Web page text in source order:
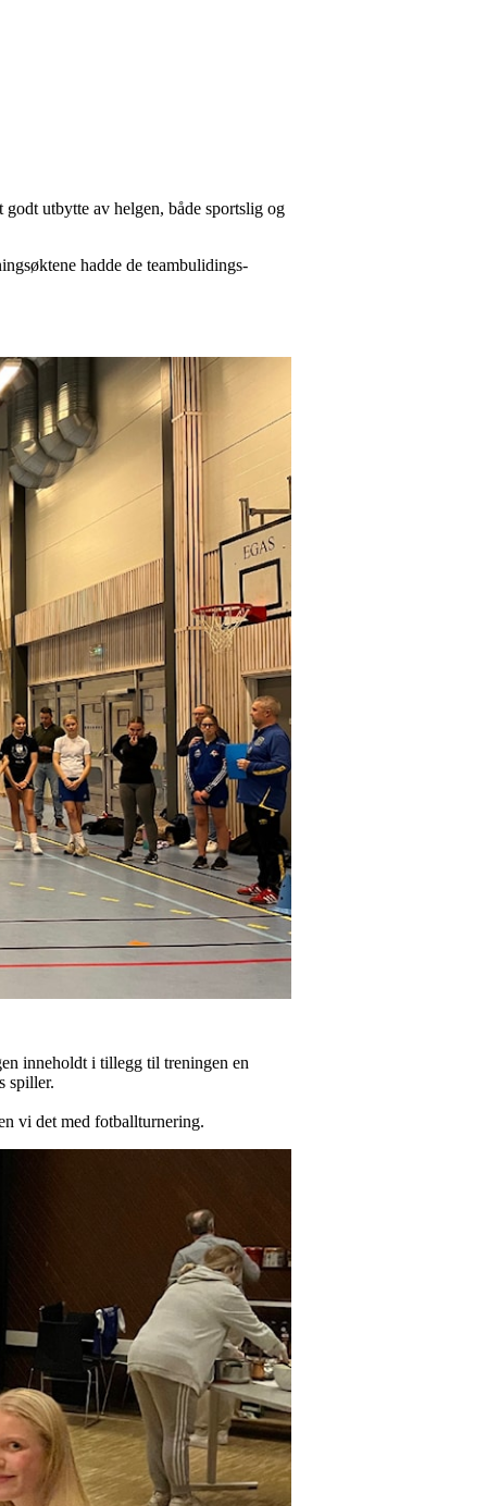
utbytte av helgen, både sportslig og
hadde de teambulidings-
inneholdt i tillegg til treningen en
spiller.
vi det med fotballturnering.